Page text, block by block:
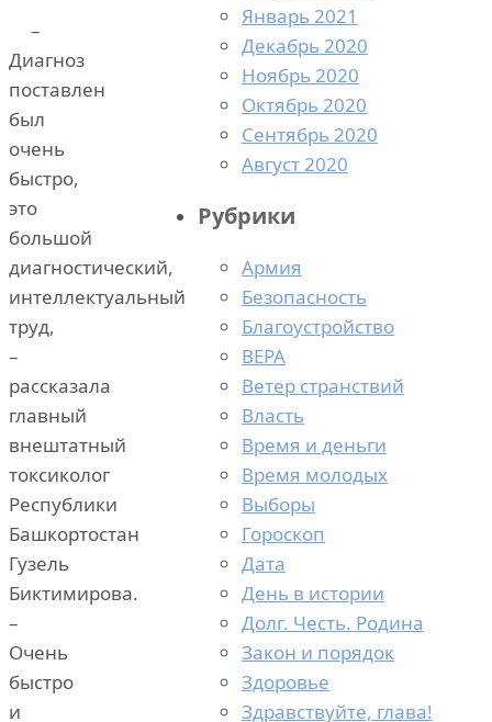
–
Диагноз
поставлен
был
очень
быстро,
это
большой
диагностический,
интеллектуальный
труд,
–
рассказала
главный
внештатный
токсиколог
Республики
Башкортостан
Гузель
Биктимирова.
–
Очень
быстро
и
Январь 2021
Декабрь 2020
Ноябрь 2020
Октябрь 2020
Сентябрь 2020
Август 2020
Рубрики
Армия
Безопасность
Благоустройство
ВЕРА
Ветер странствий
Власть
Время и деньги
Время молодых
Выборы
Гороскоп
Дата
День в истории
Долг. Честь. Родина
Закон и порядок
Здоровье
Здравствуйте, глава!